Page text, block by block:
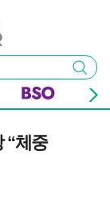
검색
“체중